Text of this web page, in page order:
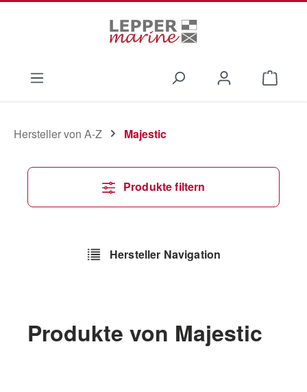
Hersteller von A-Z Majestic
Produkte filtern
Hersteller Navigation
Produkte von Majestic